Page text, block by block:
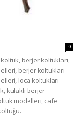
0
berjer koltukları,
berjer koltukları
loca koltukları
kulaklı berjer
modelleri, cafe